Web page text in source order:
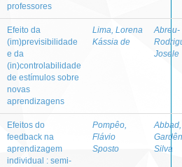
professores
Efeito da
(im)previsibilidade
e da
(in)controlabilidade
de estímulos sobre
novas
aprendizagens
Lima, Lorena
Kássia de
Abreu-
Josele
Efeitos do
feedback na
aprendizagem
individual : semi-
Pompêo,
Flávio
Sposto
Abbad,
Silva